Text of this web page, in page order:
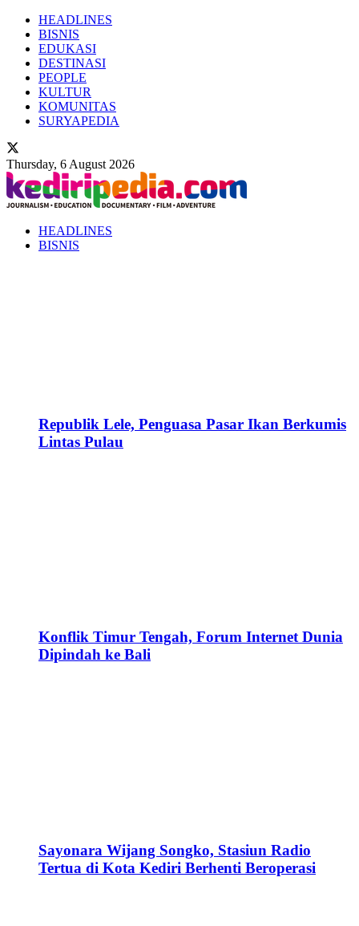
HEADLINES
BISNIS
EDUKASI
DESTINASI
PEOPLE
KULTUR
KOMUNITAS
SURYAPEDIA
Thursday, 6 August 2026
HEADLINES
BISNIS
Republik Lele, Penguasa Pasar Ikan Berkumis
Lintas Pulau
Konflik Timur Tengah, Forum Internet Dunia
Dipindah ke Bali
Sayonara Wijang Songko, Stasiun Radio
Tertua di Kota Kediri Berhenti Beroperasi